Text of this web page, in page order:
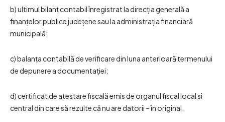
b) ultimul bilanţ contabil înregistrat la direcţia generală a
finanţelor publice judeţene sau la administraţia financiară
municipală;
c) balanţa contabilă de verificare din luna anterioară termenului
de depunere a documentaţiei;
d) certificat de atestare fiscală emis de organul fiscal local si
central din care să rezulte că nu are datorii – în original.